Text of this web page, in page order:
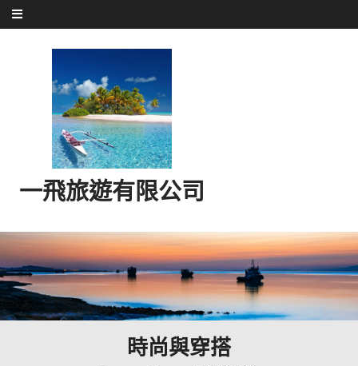
Skip to content
一飛旅遊有限公司
時尚與穿搭